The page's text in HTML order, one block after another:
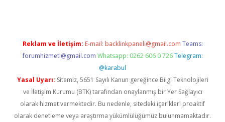
Reklam ve İletişim: E-mail: backlinkpaneli@gmail.com Teams:
forumhizmeti@gmail.com Whatsapp: 0262 606 0 726 Telegram:
@karabul
Yasal Uyarı: Sitemiz, 5651 Sayılı Kanun gereğince Bilgi Teknolojileri
ve İletişim Kurumu (BTK) tarafından onaylanmış bir Yer Sağlayıcı
olarak hizmet vermektedir. Bu nedenle, sitedeki içerikleri proaktif
olarak denetleme veya araştırma yükümlülüğümüz bulunmamaktadır.